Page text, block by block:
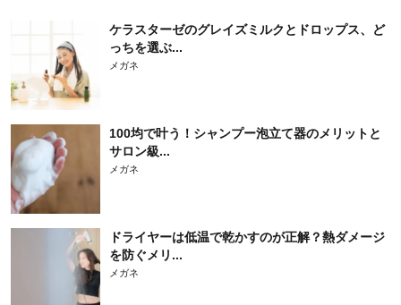
ケラスターゼのグレイズミルクとドロップス、ど
っちを選ぶ...
メガネ
100均で叶う！シャンプー泡立て器のメリットと
サロン級...
メガネ
ドライヤーは低温で乾かすのが正解？熱ダメージ
を防ぐメリ...
メガネ